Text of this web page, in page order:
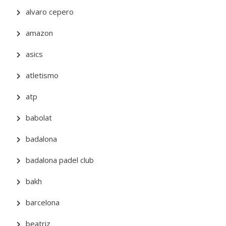
alvaro cepero
amazon
asics
atletismo
atp
babolat
badalona
badalona padel club
bakh
barcelona
beatriz